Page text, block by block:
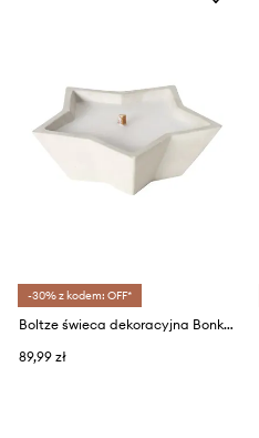
-30% z kodem: OFF*
Boltze świeca dekoracyjna Bonko 5,5 x 22cm
89,99 zł